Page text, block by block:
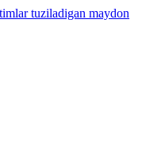
tuziladigan maydon